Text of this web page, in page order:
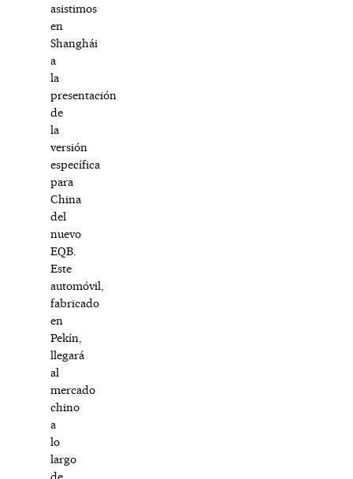
asistimos
en
Shanghái
a
la
presentación
de
la
versión
específica
para
China
del
nuevo
EQB.
Este
automóvil,
fabricado
en
Pekín,
llegará
al
mercado
chino
a
lo
largo
de